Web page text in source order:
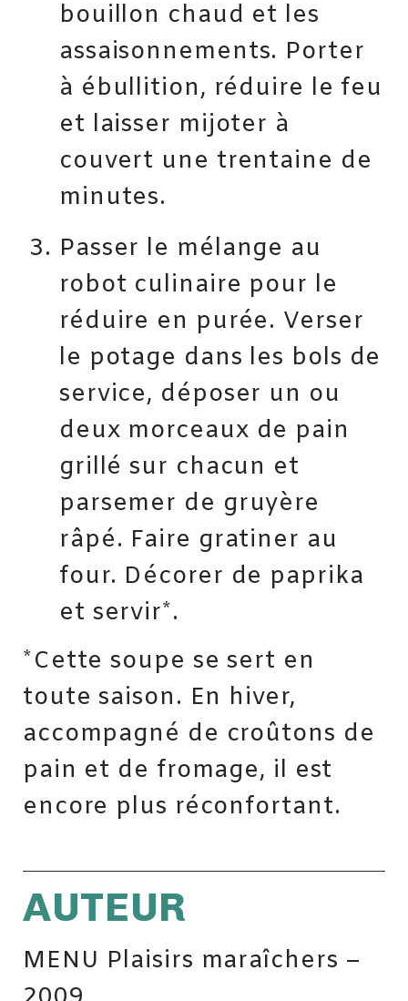
bouillon chaud et les
assaisonnements. Porter
à ébullition, réduire le feu
et laisser mijoter à
couvert une trentaine de
minutes.
Passer le mélange au
robot culinaire pour le
réduire en purée. Verser
le potage dans les bols de
service, déposer un ou
deux morceaux de pain
grillé sur chacun et
parsemer de gruyère
râpé. Faire gratiner au
four. Décorer de paprika
et servir*.
*Cette soupe se sert en
toute saison. En hiver,
accompagné de croûtons de
pain et de fromage, il est
encore plus réconfortant.
AUTEUR
MENU Plaisirs maraîchers –